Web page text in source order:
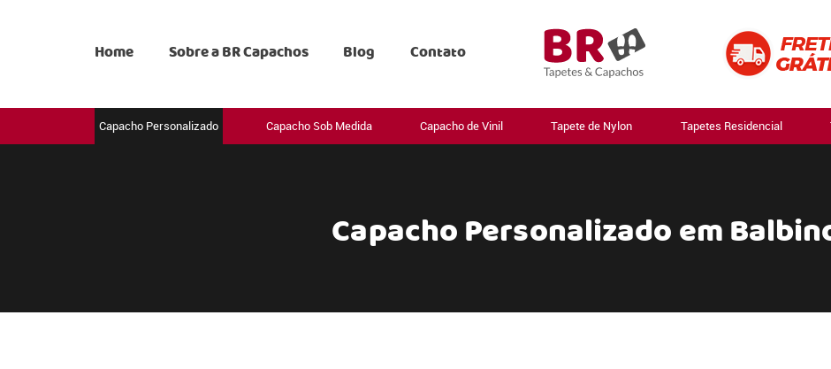
Home Sobre a BR Capachos Blog Contato
Capacho Personalizado Capacho Sob Medida Capacho de Vinil Tapete de Nylon Tapetes Residencial
Capacho Personalizado em